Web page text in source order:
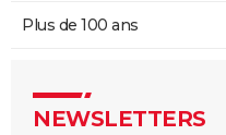
Plus de 100 ans
NEWSLETTERS